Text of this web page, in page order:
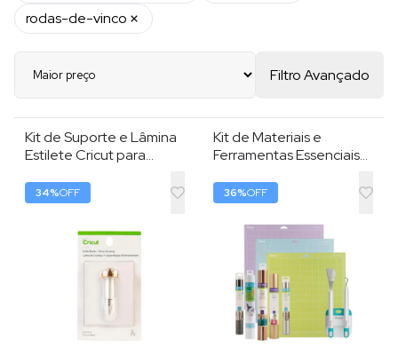
rodas-de-vinco
Filtro Avançado
Kit de Suporte e Lâmina
Estilete Cricut para
mm , Prata
34%OFF
Kit de Materiais e
Ferramentas Essenciais
Explorer , Conjunto com
12 Itens para
Personalização
36%OFF